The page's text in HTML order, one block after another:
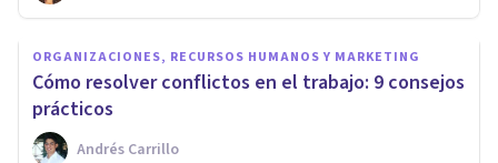
ORGANIZACIONES, RECURSOS HUMANOS Y MARKETING
Cómo resolver conflictos en el trabajo: 9 consejos
prácticos
Andrés Carrillo